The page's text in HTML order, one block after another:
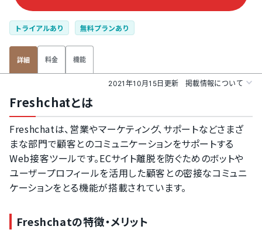
トライアルあり 無料プランあり
詳細 料金 機能
2021年10月15日更新 掲載情報について
Freshchatとは
Freshchatは、営業やマーケティング、サポートなどさまざ
まな部門で顧客とのコミュニケーションをサポートする
Web接客ツールです。ECサイト離脱を防ぐためのボットや
ユーザープロフィールを活用した顧客との密接なコミュニ
ケーションをとる機能が搭載されています。
Freshchatの特徴・メリット